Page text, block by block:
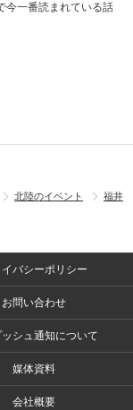
今一番読まれている話
北陸のイベント
福井
イバシーポリシー
お問い合わせ
シュ通知について
媒体資料
会社概要